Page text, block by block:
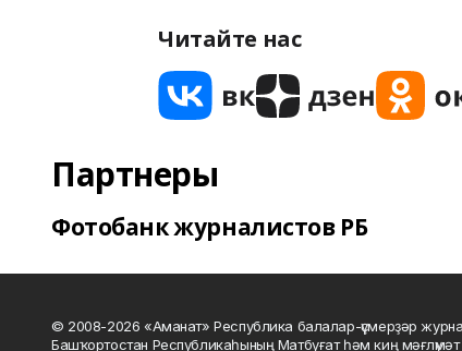
Читайте нас
Партнеры
Фотобанк журналистов РБ
© 2008-2026 «Аманат» Республика балалар-үҫмерҙәр
Башҡортостан Республикаһының Матбуғат һәм киң